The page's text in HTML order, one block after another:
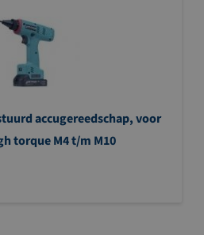
accugereedschap, voor
torque M4 t/m M10